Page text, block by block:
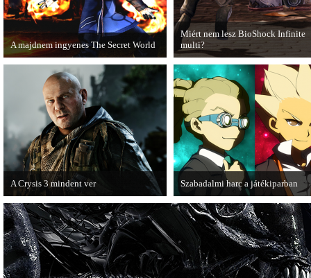
Miért nem lesz BioShock Infinite
multi?
A BioShock Infinite fejlesztői
hosszasan indokolják, hogy miért
érdemes multiplayer móddal
a játékot.
A majdnem ingyenes The Secret World
A The Secret World alapjáték
megvásárlása után mostantól nem kell
havidíjat fizetnünk a folyamatos
kalandozásokért.
A Crysis 3 mindent ver
A Crytek vezérigazgatója szerint
technikai szempontból nincs ellenfele a
Crysis 3-nak.
Szabadalmi harc a játékiparban
A SEGA beperelte a Level-5
fejlesztőcsapatát, amiért azok
használják a kiadó által levédetett
irányítási formát.